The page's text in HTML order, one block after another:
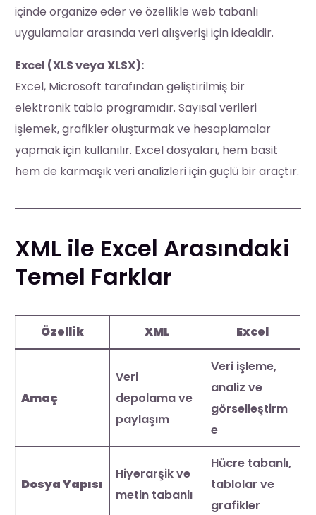
içinde organize eder ve özellikle web tabanlı
uygulamalar arasında veri alışverişi için idealdir.
Excel (XLS veya XLSX):
Excel, Microsoft tarafından geliştirilmiş bir
elektronik tablo programıdır. Sayısal verileri
işlemek, grafikler oluşturmak ve hesaplamalar
yapmak için kullanılır. Excel dosyaları, hem basit
hem de karmaşık veri analizleri için güçlü bir araçtır.
XML ile Excel Arasındaki
Temel Farklar
Özellik XML Excel
Amaç
Veri
depolama ve
paylaşım
Veri işleme,
analiz ve
görselleştirm
e
Dosya Yapısı
Hiyerarşik ve
metin tabanlı
Hücre tabanlı,
tablolar ve
grafikler